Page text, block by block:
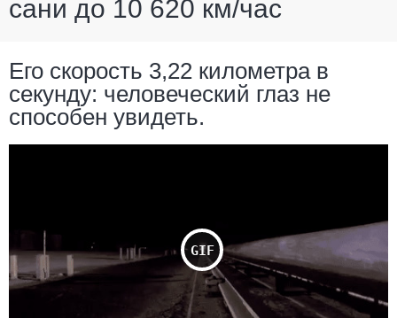
сани до 10 620 км/час
Его скорость 3,22 километра в
секунду: человеческий глаз не
способен увидеть.